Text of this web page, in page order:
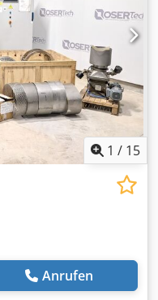
1 / 15
Anrufen